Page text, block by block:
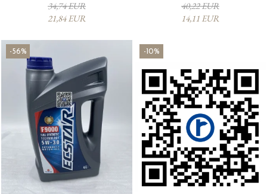
34,74 EUR
21,84 EUR
40,22 EUR
14,11 EUR
-56% -10%